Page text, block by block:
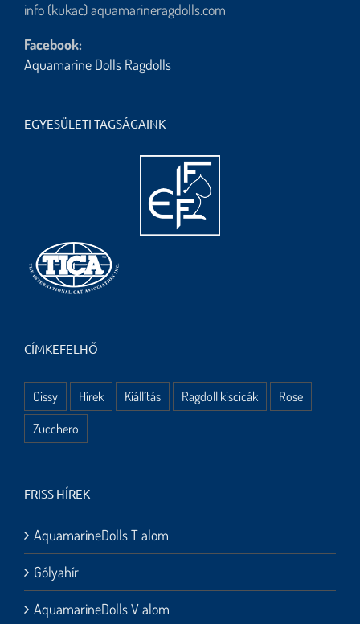
info (kukac) aquamarineragdolls.com
Facebook:
Aquamarine Dolls Ragdolls
EGYESÜLETI TAGSÁGAINK
CÍMKEFELHŐ
Cissy Hírek Kiállítás Ragdoll kiscicák
Rose
Zucchero
FRISS HÍREK
AquamarineDolls T alom
Gólyahír
AquamarineDolls V alom